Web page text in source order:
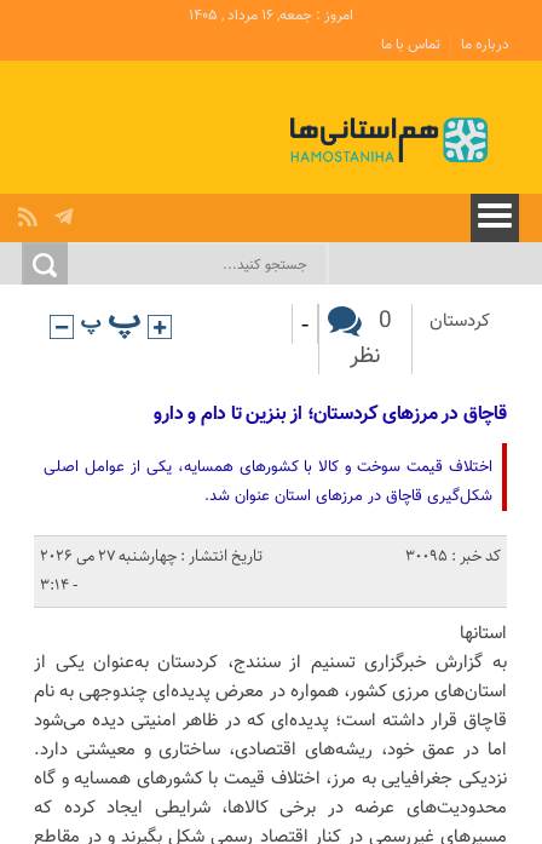
امروز : جمعه, ۱۶ مرداد , ۱۴۰۵
درباره ما
تماس با ما
کردستان
0
نظر
-
قاچاق در مرزهای کردستان؛ از بنزین تا دام و دارو
اختلاف قیمت سوخت و کالا با کشورهای همسایه، یکی از عوامل اصلی
شکل‌گیری قاچاق در مرزهای استان عنوان شد.
کد خبر : 30095
تاریخ انتشار : چهارشنبه 27 می 2026
- 3:14
استانها
به گزارش خبرگزاری تسنیم از سنندج، کردستان به‌عنوان یکی از
استان‌های مرزی کشور، همواره در معرض پدیده‌ای چندوجهی به نام
قاچاق قرار داشته است؛ پدیده‌ای که در ظاهر امنیتی دیده می‌شود
اما در عمق خود، ریشه‌های اقتصادی، ساختاری و معیشتی دارد.
نزدیکی جغرافیایی به مرز، اختلاف قیمت با کشورهای همسایه و گاه
محدودیت‌های عرضه در برخی کالاها، شرایطی ایجاد کرده که
مسیرهای غیررسمی در کنار اقتصاد رسمی شکل بگیرند و در مقاطع